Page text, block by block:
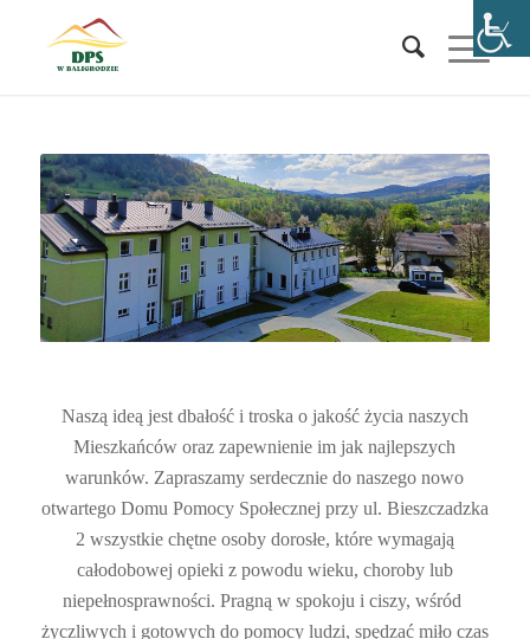
Naszą ideą jest dbałość i troska o jakość życia naszych
Mieszkańców oraz zapewnienie im jak najlepszych
warunków. Zapraszamy serdecznie do naszego nowo
otwartego Domu Pomocy Społecznej przy ul. Bieszczadzka
2 wszystkie chętne osoby dorosłe, które wymagają
całodobowej opieki z powodu wieku, choroby lub
niepełnosprawności. Pragną w spokoju i ciszy, wśród
życzliwych i gotowych do pomocy ludzi, spędzać miło czas